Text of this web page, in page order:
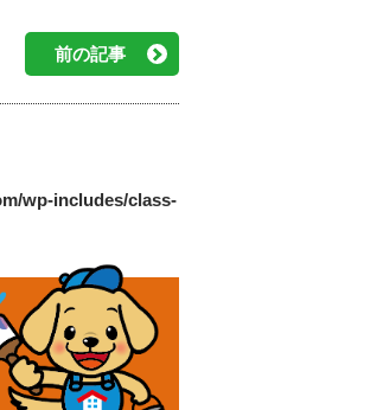
前の記事
wp-includes/class-